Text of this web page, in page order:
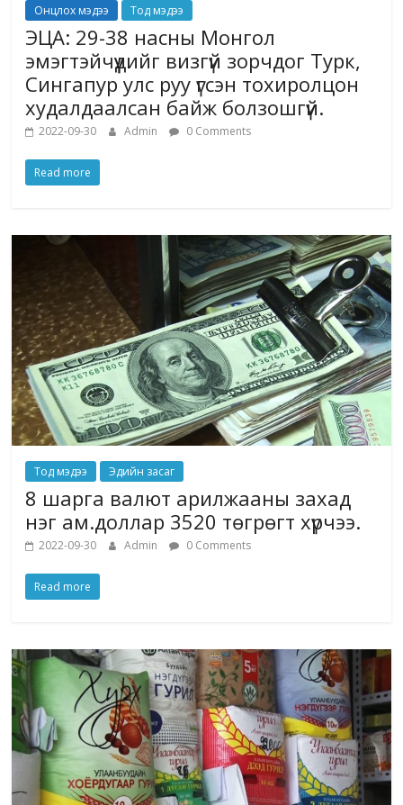
Онцлох мэдээ Тод мэдээ
ЭЦА: 29-38 насны Монгол
эмэгтэйчүүдийг визгүй зорчдог Турк,
Сингапур улс руу үгсэн тохиролцон
худалдаалсан байж болзошгүй.
2022-09-30 Admin 0 Comments
Read more
Тод мэдээ Эдийн засаг
8 шарга валют арилжааны захад
нэг ам.доллар 3520 төгрөгт хүрчээ.
2022-09-30 Admin 0 Comments
Read more